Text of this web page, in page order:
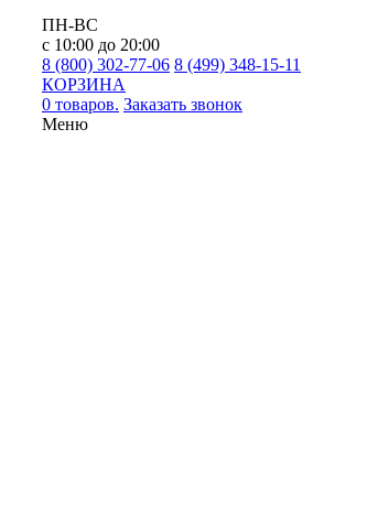
ПН-ВС
с 10:00 до 20:00
8 (800) 302-77-06 8 (499) 348-15-11
КОРЗИНА
0 товаров. Заказать звонок
Меню